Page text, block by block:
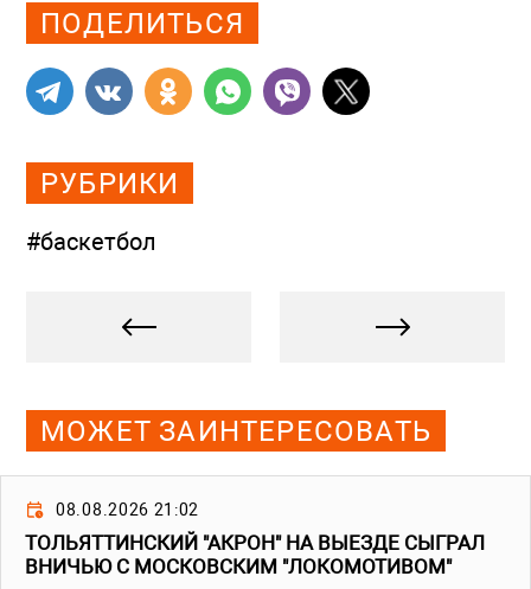
ПОДЕЛИТЬСЯ
РУБРИКИ
#баскетбол
МОЖЕТ ЗАИНТЕРЕСОВАТЬ
08.08.2026 21:02
ТОЛЬЯТТИНСКИЙ "АКРОН" НА ВЫЕЗДЕ СЫГРАЛ
ВНИЧЬЮ С МОСКОВСКИМ "ЛОКОМОТИВОМ"